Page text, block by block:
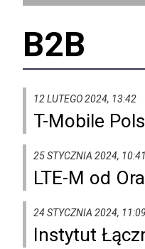
B2B
12 LUTEGO 2024, 13:42
T-Mobile
25 STYCZNIA 2024, 10:41
LTE-M od
24 STYCZNIA 2024, 11:09
Instytut